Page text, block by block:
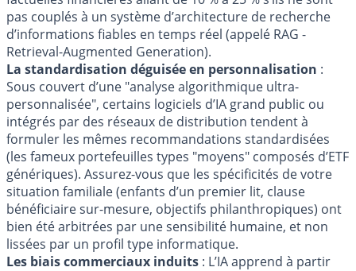
pas couplés à un système d’architecture de recherche
d’informations fiables en temps réel (appelé RAG -
Retrieval-Augmented Generation).
La standardisation déguisée en personnalisation :
Sous couvert d’une "analyse algorithmique ultra-
personnalisée", certains logiciels d’IA grand public ou
intégrés par des réseaux de distribution tendent à
formuler les mêmes recommandations standardisées
(les fameux portefeuilles types "moyens" composés d’ETF
génériques). Assurez-vous que les spécificités de votre
situation familiale (enfants d’un premier lit, clause
bénéficiaire sur-mesure, objectifs philanthropiques) ont
bien été arbitrées par une sensibilité humaine, et non
lissées par un profil type informatique.
Les biais commerciaux induits : L’IA apprend à partir